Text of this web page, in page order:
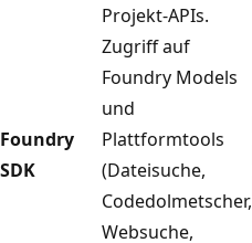
Foundry
SDK
Projekt-APIs.
Zugriff auf
Foundry Models
und
Plattformtools
(Dateisuche,
Codedolmetscher,
Websuche,